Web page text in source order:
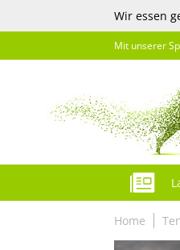
Wir essen
Mit unserer
Home